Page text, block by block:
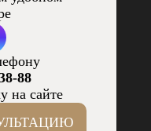
88
на сайте